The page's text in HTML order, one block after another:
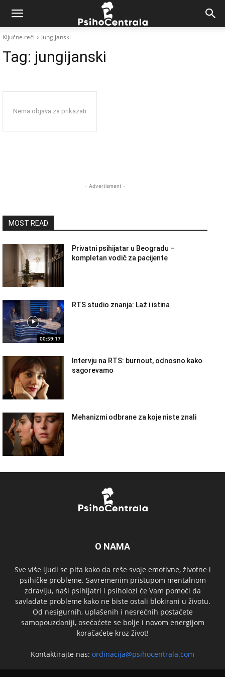
Ključne reči Jungijanski
Tag: jungijanski
Nema objava za prikazati
- Advertisment -
MOST READ
Privatni psihijatar u Beogradu –
kompletan vodič za pacijente
00:59:17
RTS studio znanja: Laž i istina
Intervju na RTS: burnout, odnosno kako
sagorevamo
Mehanizmi odbrane za koje niste znali
O NAMA
Sve više ljudi se pita kako da reše svoje emotivne, životne i
psihičke probleme. Savremenim pristupom mentalnom
zdravlju, naši psihijatri i psiholozi će Vam pomoći da
savladate probleme kako ne biste ostali blokirani u životu.
Od nesigurnih, uplašenih i nesrećnih postaćete
samopouzdaniji, osećaćete se bolje i novom energijom
koračaćete kroz život!
Kontaktirajte nas: ordinacija@psihocentrala.com